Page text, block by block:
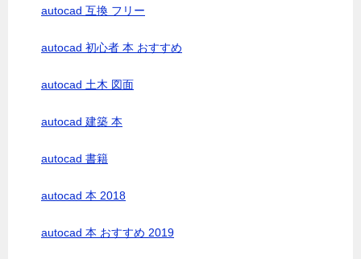
autocad 互換 フリー
autocad 初心者 本 おすすめ
autocad 土木 図面
autocad 建築 本
autocad 書籍
autocad 本 2018
autocad 本 おすすめ 2019